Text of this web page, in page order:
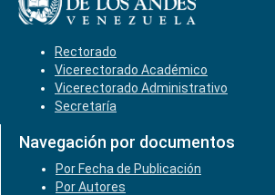
Rectorado
Vicerectorado Académico
Vicerectorado Administrativo
Secretaría
Navegación por documentos
Por Fecha de Publicación
Por Autores